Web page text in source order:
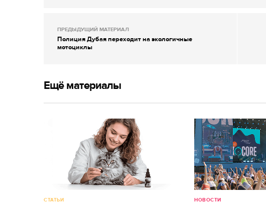
ПРЕДЫДУЩИЙ МАТЕРИАЛ
Полиция Дубая переходит на экологичные
мотоциклы
Ещё материалы
СТАТЬИ НОВОСТИ